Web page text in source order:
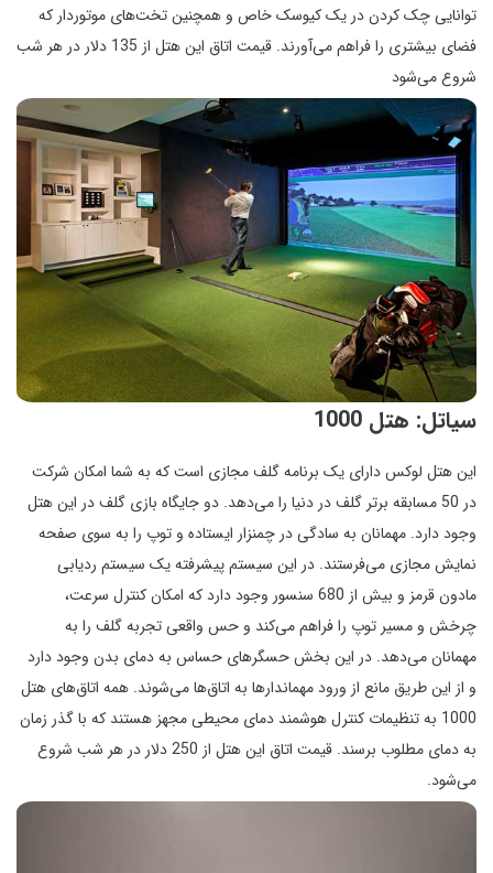
توانایی چک کردن در یک کیوسک خاص و همچنین تخت‌های موتوردار که
فضای بیشتری را فراهم می‌آورند. قیمت اتاق این هتل از 135 دلار در هر شب
شروع می‌شود
سیاتل: هتل 1000
این هتل لوکس دارای یک برنامه گلف مجازی است که به شما امکان شرکت
در 50 مسابقه برتر گلف در دنیا را می‌دهد. دو جایگاه بازی گلف در این هتل
وجود دارد. مهمانان به سادگی در چمنزار ایستاده و توپ را به سوی صفحه
نمایش مجازی می‌فرستند. در این سیستم پیشرفته یک سیستم ردیابی
مادون قرمز و بیش از 680 سنسور وجود دارد که امکان کنترل سرعت،
چرخش و مسیر توپ را فراهم می‌کند و حس واقعی تجربه گلف را به
مهمانان می‌دهد. در این بخش حسگرهای حساس به دمای بدن وجود دارد
و از این طریق مانع از ورود مهماندارها به اتاق‌ها می‌شوند. همه اتاق‌های هتل
1000 به تنظیمات کنترل هوشمند دمای محیطی مجهز هستند که با گذر زمان
به دمای مطلوب برسند. قیمت اتاق این هتل از 250 دلار در هر شب شروع
می‌شود.